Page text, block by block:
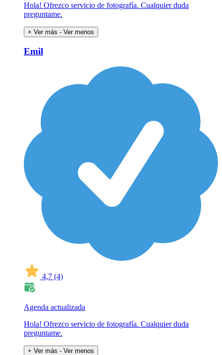
Hola! Ofrezco servicio de fotografía. Cualquier duda
preguntame.
+ Ver más - Ver menos
Emil
4,7 (4)
Agenda actualizada
Hola! Ofrezco servicio de fotografía. Cualquier duda
preguntame.
+ Ver más - Ver menos